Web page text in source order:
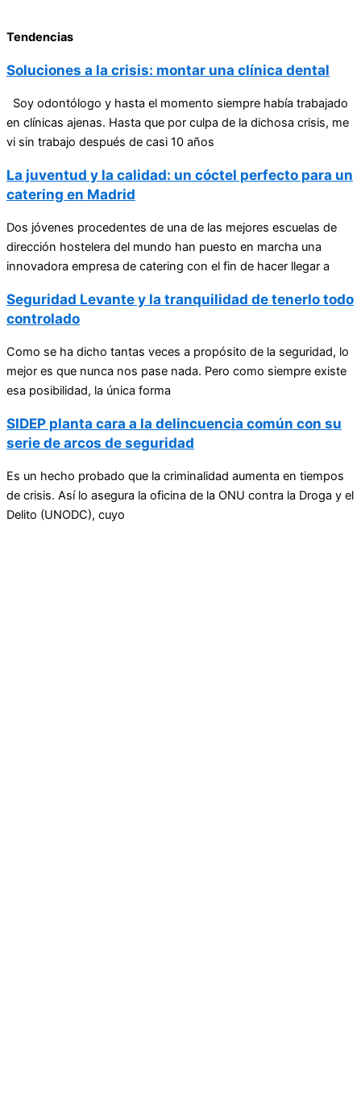
Tendencias
Soluciones a la crisis: montar una clínica dental
Soy odontólogo y hasta el momento siempre había trabajado
en clínicas ajenas. Hasta que por culpa de la dichosa crisis, me
vi sin trabajo después de casi 10 años
La juventud y la calidad: un cóctel perfecto para un
catering en Madrid
Dos jóvenes procedentes de una de las mejores escuelas de
dirección hostelera del mundo han puesto en marcha una
innovadora empresa de catering con el fin de hacer llegar a
Seguridad Levante y la tranquilidad de tenerlo todo
controlado
Como se ha dicho tantas veces a propósito de la seguridad, lo
mejor es que nunca nos pase nada. Pero como siempre existe
esa posibilidad, la única forma
SIDEP planta cara a la delincuencia común con su
serie de arcos de seguridad
Es un hecho probado que la criminalidad aumenta en tiempos
de crisis. Así lo asegura la oficina de la ONU contra la Droga y el
Delito (UNODC), cuyo